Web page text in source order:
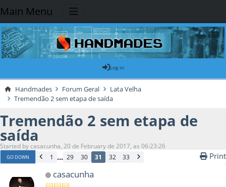
Main Menu
Log in
Handmades Forum Geral
Lata Velha
Tremendão 2 sem etapa de saída
Tremendão 2 sem etapa de
saída
Started by casacunha, 20 de February de 2017, as 06:23:26
GO DOWN 1 ... 29 30 31 32 33 Print
casacunha